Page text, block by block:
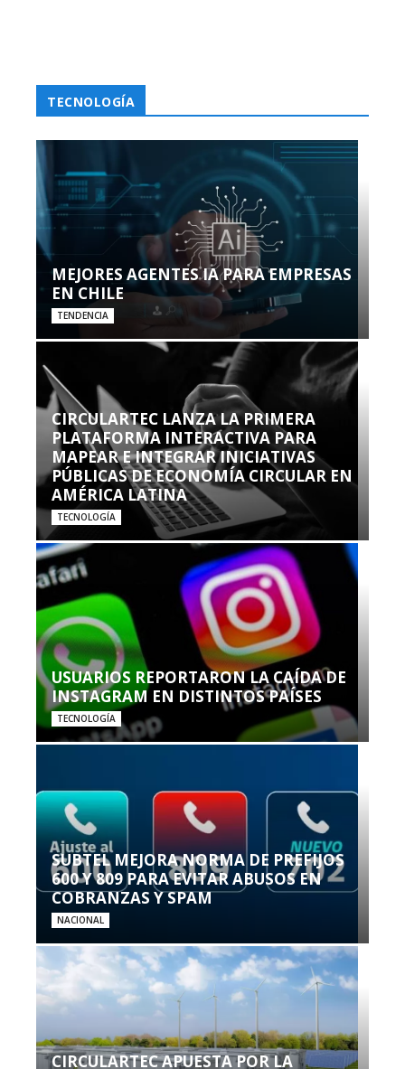
TECNOLOGÍA
MEJORES AGENTES IA PARA EMPRESAS
EN CHILE
TENDENCIA
CIRCULARTEC LANZA LA PRIMERA
PLATAFORMA INTERACTIVA PARA
MAPEAR E INTEGRAR INICIATIVAS
PÚBLICAS DE ECONOMÍA CIRCULAR EN
AMÉRICA LATINA
TECNOLOGÍA
USUARIOS REPORTARON LA CAÍDA DE
INSTAGRAM EN DISTINTOS PAÍSES
TECNOLOGÍA
SUBTEL MEJORA NORMA DE PREFIJOS
600 Y 809 PARA EVITAR ABUSOS EN
COBRANZAS Y SPAM
NACIONAL
CIRCULARTEC APUESTA POR LA